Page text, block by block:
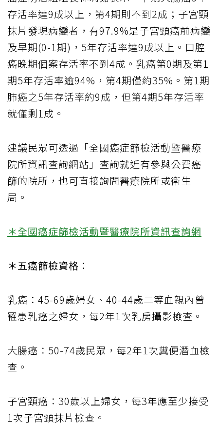
存活率達9成以上，第4期則不到2成；子宮頸
抹片發現病變者，有97.9%是子宮頸癌前病變
及早期(0-1期)，5年存活率達9成以上。口腔
癌晚期個案存活率不到4成。乳癌第0期及第1
期5年存活率逾94%，第4期僅約35%。第1期
肺癌之5年存活率約9成，但第4期5年存活率
就僅剩1成。
建議民眾可透過「全國癌症篩檢活動暨醫療
院所資訊查詢網站」查詢就近有參與公費癌
篩的院所，也可直接詢問醫療院所或衛生
局。
＊全國癌症篩檢活動暨醫療院所資訊查詢網
＊五癌篩檢資格：
乳癌：45-69歲婦女、40-44歲二等血親內曾
罹患乳癌之婦女，每2年1次乳房攝影檢查。
大腸癌：50-74歲民眾，每2年1次糞便潛血檢
查。
子宮頸癌：30歲以上婦女，每3年應至少接受
1次子宮頸抹片檢查。